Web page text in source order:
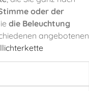
oder der
die Beleuchtung
angebotenen